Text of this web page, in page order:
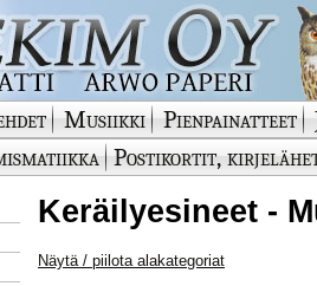
Musiikki Pienpainatteet
Postikortit,
Keräilyesineet -
Näytä / piilota alakategoriat